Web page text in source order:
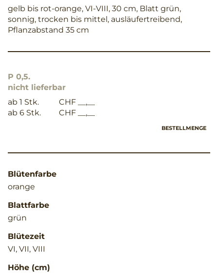
gelb bis rot-orange, VI-VIII, 30 cm, Blatt grün,
sonnig, trocken bis mittel, ausläufertreibend,
Pflanzabstand 35 cm
P 0,5.
nicht lieferbar
ab 1 Stk.
CHF __,__
ab 6 Stk.
CHF __,__
BESTELLMENGE
Blütenfarbe
orange
Blattfarbe
grün
Blütezeit
VI, VII, VIII
Höhe (cm)